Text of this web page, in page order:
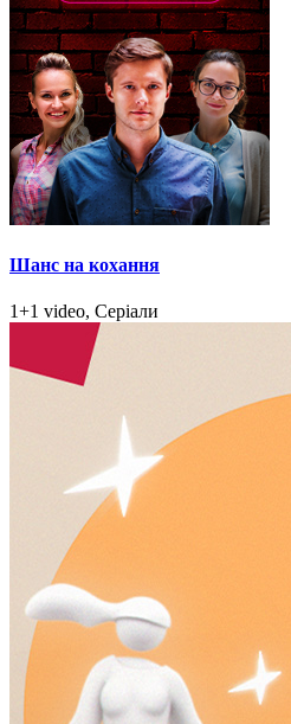
Шанс на кохання
1+1 video, Серіали